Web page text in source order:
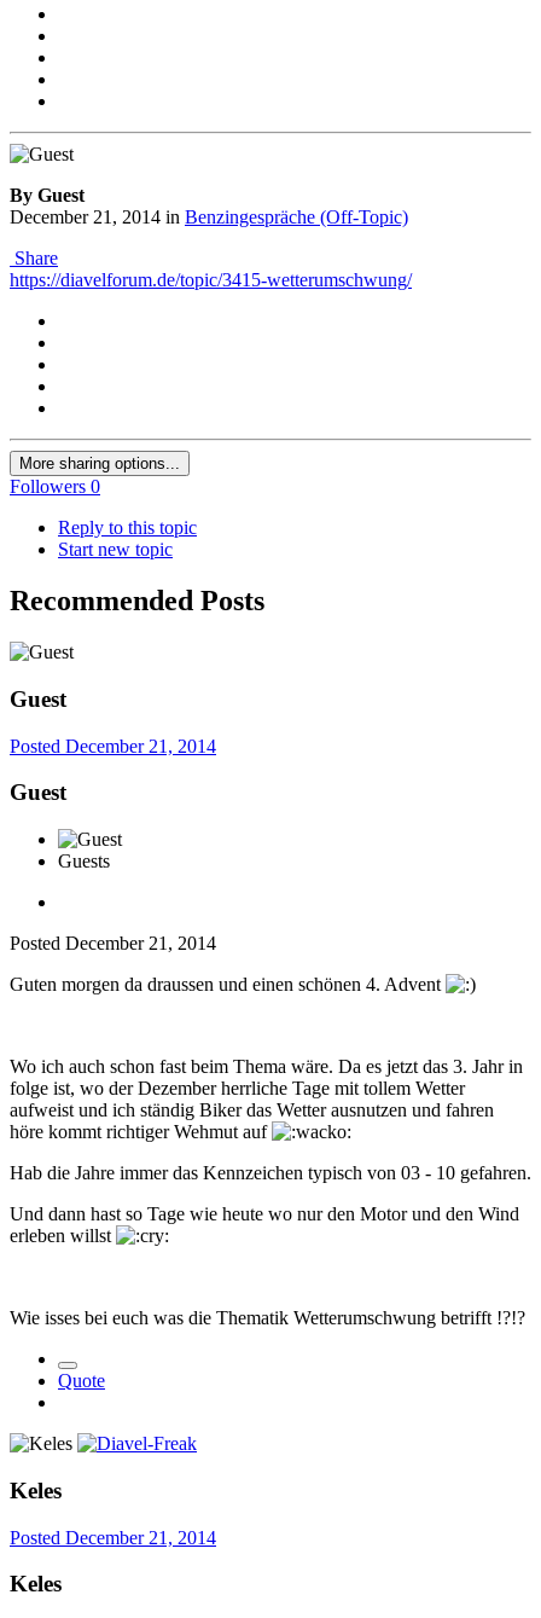
By Guest
December 21, 2014 in Benzingespräche (Off-Topic)
Share
https://diavelforum.de/topic/3415-wetterumschwung/
More sharing options...
Followers 0
Reply to this topic
Start new topic
Recommended Posts
Guest
Posted December 21, 2014
Guest
Guests
Posted December 21, 2014
Guten morgen da draussen und einen schönen 4. Advent
Wo ich auch schon fast beim Thema wäre. Da es jetzt das 3. Jahr in
folge ist, wo der Dezember herrliche Tage mit tollem Wetter
aufweist und ich ständig Biker das Wetter ausnutzen und fahren
höre kommt richtiger Wehmut auf
Hab die Jahre immer das Kennzeichen typisch von 03 - 10 gefahren.
Und dann hast so Tage wie heute wo nur den Motor und den Wind
erleben willst
Wie isses bei euch was die Thematik Wetterumschwung betrifft !?!?
Quote
Keles
Posted December 21, 2014
Keles